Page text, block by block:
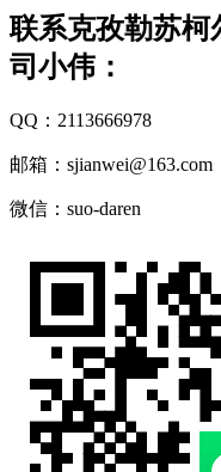
联系克孜勒苏柯
司小伟：
QQ：2113666978
邮箱：sjianwei@163.com
微信：suo-daren